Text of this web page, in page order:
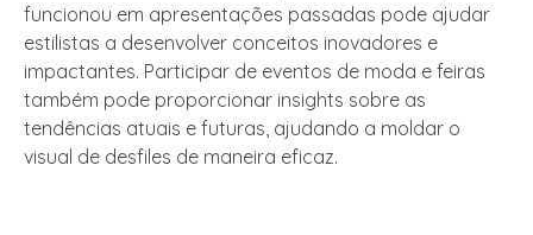
funcionou em apresentações passadas pode ajudar
estilistas a desenvolver conceitos inovadores e
impactantes. Participar de eventos de moda e feiras
também pode proporcionar insights sobre as
tendências atuais e futuras, ajudando a moldar o
visual de desfiles de maneira eficaz.